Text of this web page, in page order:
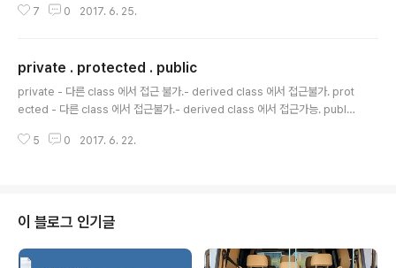
클래스 예. class ImyClass { public: virtual ~myCla
() = 0 ; // 순수가상함수.}; 동영상. - 클래스위저드로 클래
스 자동생성하여 생성자 제거하고 순수가상함수만 추가하
면된다. Visual C++ 에서 제공되는 interface 자료형. V
한 interface 자료..
7 0 2017. 6. 25.
private . protected . public
private - 다른 class 에서 접근 불가.- derived class 에서 접근불가. prot
ected - 다른 class 에서 접근불가.- derived class 에서 접근가능. public
5 0 2017. 6. 22.
이 블로그 인기글